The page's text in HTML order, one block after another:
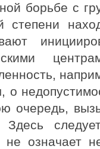
борьбе с
степени
о
очередь,
Здесь
означает